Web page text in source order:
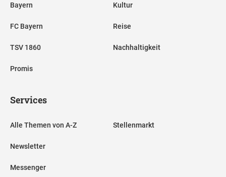
Bayern
FC Bayern
TSV 1860
Promis
Kultur
Reise
Nachhaltigkeit
Services
Alle Themen von A-Z
Newsletter
Messenger
Stellenmarkt